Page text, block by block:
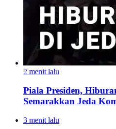
2 menit lalu
Piala Presiden,
Semarakkan Jeda
3 menit lalu